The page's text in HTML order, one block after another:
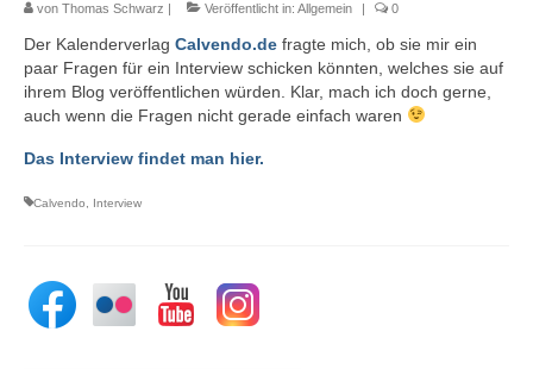
von Thomas Schwarz | Veröffentlicht in: Allgemein | 0
Der Kalenderverlag Calvendo.de fragte mich, ob sie mir ein
paar Fragen für ein Interview schicken könnten, welches sie auf
ihrem Blog veröffentlichen würden. Klar, mach ich doch gerne,
auch wenn die Fragen nicht gerade einfach waren
Das Interview findet man hier.
Calvendo Interview